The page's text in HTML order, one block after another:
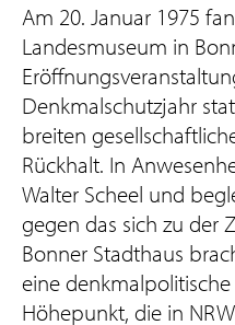
Am 20. Januar 1975
Landesmuseum in
Denkmalschutzjahr
breiten
Rückhalt. In
Walter Scheel und
gegen das sich zu der
Bonner Stadthaus
eine
Höhepunkt, die in